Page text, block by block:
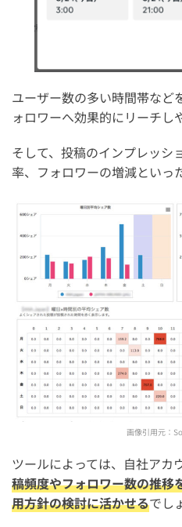
ユーザー数の多い時間帯など
ォロワーへ効果的にリーチし
そして、投稿のインプレッシ
率、フォロワーの増減といっ
画像引用元：
ツールによっては、自社アカ
稿頻度やフォロワー数の推移
用方針の検討に活かせるでし